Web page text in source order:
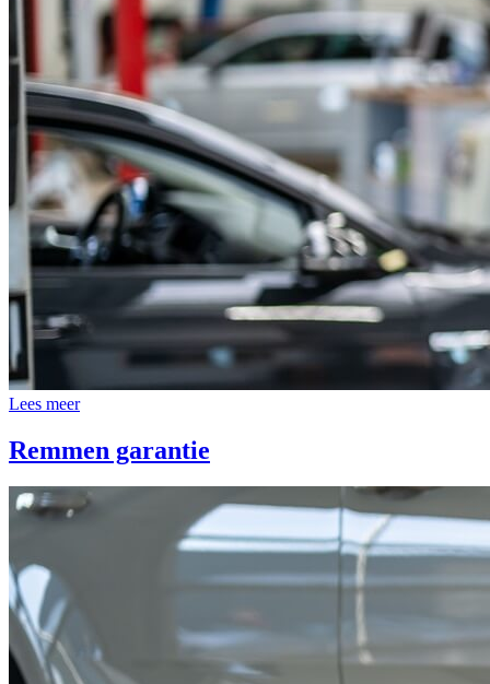
Lees meer
Remmen garantie